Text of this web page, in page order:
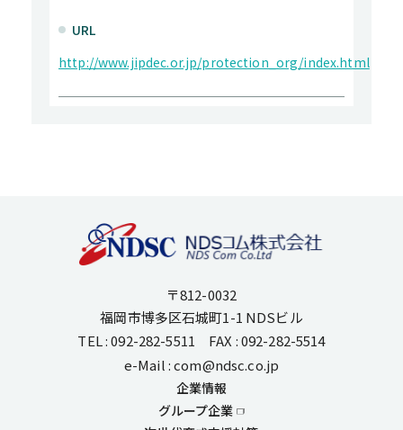
URL
http://www.jipdec.or.jp/protection_org/index.html
〒812-0032
福岡市博多区石城町1-1 NDSビル
TEL : 092-282-5511 FAX : 092-282-5514
e-Mail : com@ndsc.co.jp
企業情報
グループ企業